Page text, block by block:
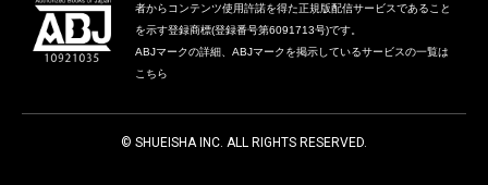
者からコンテンツ使用許諾を得た正規版配信サービスであること
を示す登録商標(登録番号第6091713号)です。
ABJマークの詳細、ABJマークを掲示しているサービスの一覧は
こちら
© SHUEISHA INC. ALL RIGHTS RESERVED.